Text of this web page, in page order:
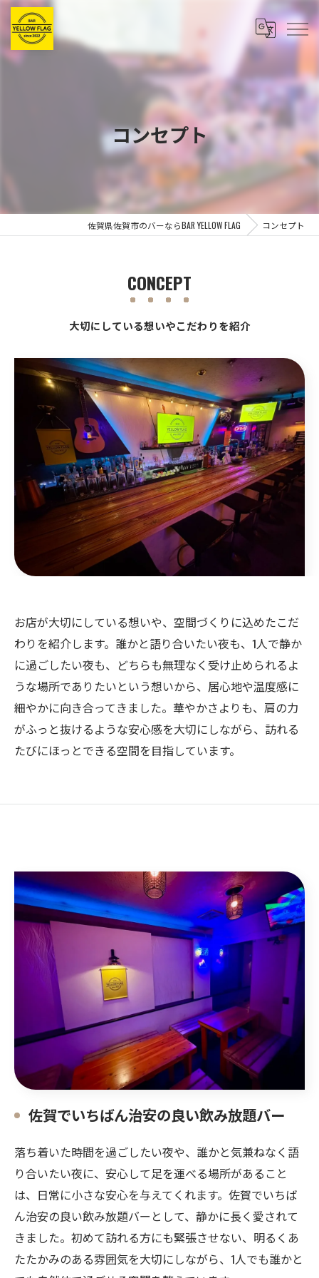
コンセプト
佐賀県佐賀市のバーならBAR YELLOW FLAG コンセプト
大切にしている想いやこだわりを紹介
CONCEPT
お店が大切にしている想いや、空間づくりに込めたこだ
わりを紹介します。誰かと語り合いたい夜も、1人で静か
に過ごしたい夜も、どちらも無理なく受け止められるよ
うな場所でありたいという想いから、居心地や温度感に
細やかに向き合ってきました。華やかさよりも、肩の力
がふっと抜けるような安心感を大切にしながら、訪れる
たびにほっとできる空間を目指しています。
佐賀でいちばん治安の良い飲み放題バー
落ち着いた時間を過ごしたい夜や、誰かと気兼ねなく語
り合いたい夜に、安心して足を運べる場所があること
は、日常に小さな安心を与えてくれます。佐賀でいちば
ん治安の良い飲み放題バーとして、静かに長く愛されて
きました。初めて訪れる方にも緊張させない、明るくあ
たたかみのある雰囲気を大切にしながら、1人でも誰かと